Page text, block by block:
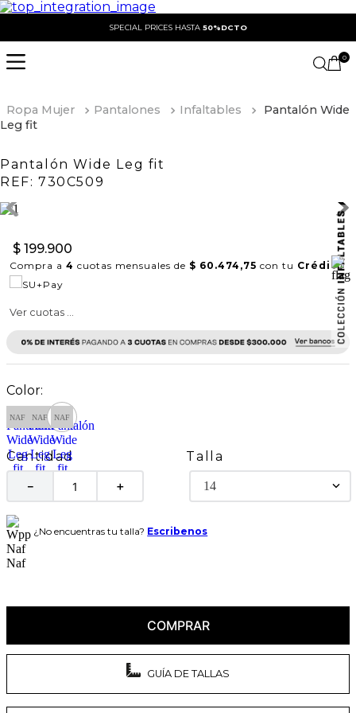
SPECIAL PRICES HASTA 50%DCTO
0
Ropa Mujer Pantalones Infaltables
Pantalón Wide
Leg fit
Pantalón Wide Leg fit
REF: 730C509
$ 199.900
Compra a 4 cuotas mensuales de $ 60.474,75 con tu Crédito
Ver cuotas ...
Cantidad
＋
－
Talla
14
¿No encuentras tu talla? Escribenos
COMPRAR
GUÍA DE TALLAS